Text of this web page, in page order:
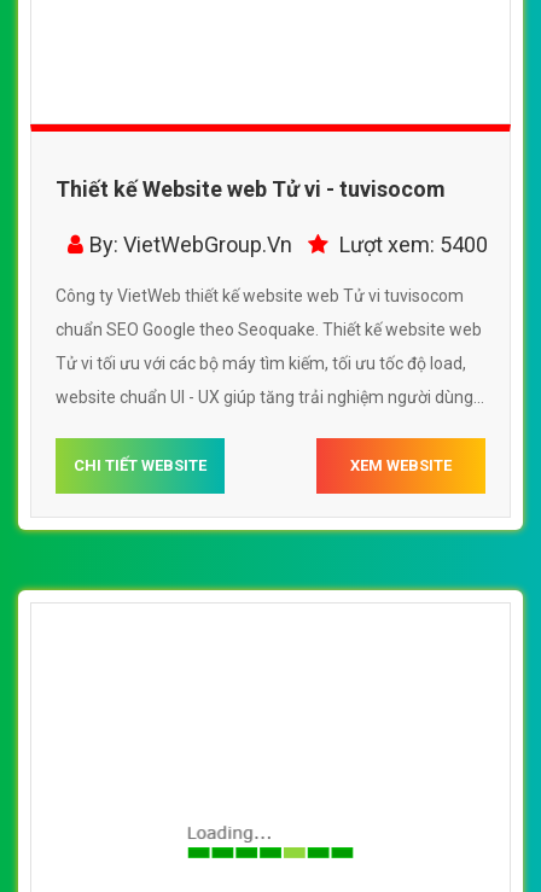
Thiết kế Website web Tử vi - tuvisocom
By: VietWebGroup.Vn Lượt xem: 5400
Công ty VietWeb thiết kế website web Tử vi tuvisocom
chuẩn SEO Google theo Seoquake. Thiết kế website web
Tử vi tối ưu với các bộ máy tìm kiếm, tối ưu tốc độ load,
website chuẩn UI - UX giúp tăng trải nghiệm người dùng
CHI TIẾT WEBSITE XEM WEBSITE